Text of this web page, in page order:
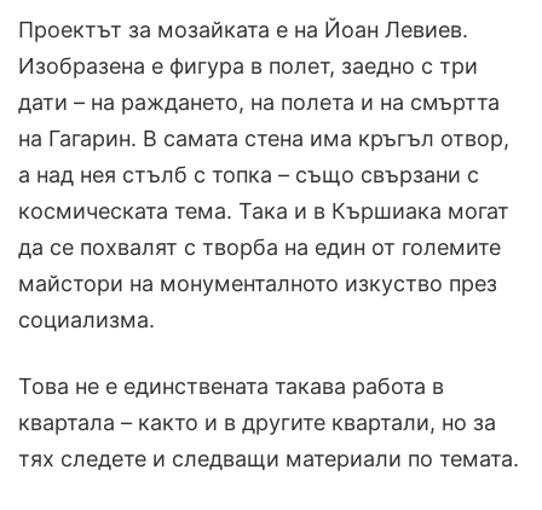
Проектът за мозайката е на Йоан Левиев.
Изобразена е фигура в полет, заедно с три
дати – на раждането, на полета и на смъртта
на Гагарин. В самата стена има кръгъл отвор,
а над нея стълб с топка – също свързани с
космическата тема. Така и в Кършиака могат
да се похвалят с творба на един от големите
майстори на монументалното изкуство през
социализма.
Това не е единствената такава работа в
квартала – както и в другите квартали, но за
тях следете и следващи материали по темата.